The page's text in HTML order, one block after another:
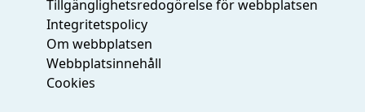
Tillgänglighetsredogörelse för webbplatsen
Integritetspolicy
Om webbplatsen
Webbplatsinnehåll
Cookies